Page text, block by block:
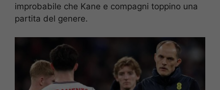
improbabile che Kane e compagni toppino una
partita del genere.